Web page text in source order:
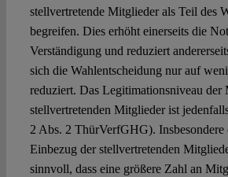
stellvertretende Mitglieder als Teil des
begreifen. Dies erhöht einerseits die
Verständigung und reduziert
sich die Wahlentscheidung nur auf
reduziert. Das Legitimationsniveau der
stellvertretenden Mitglieder ist
2 Abs. 2 ThürVerfGHG). Insbesondere
Einbezug der stellvertretenden
sinnvoll, dass eine größere Zahl an